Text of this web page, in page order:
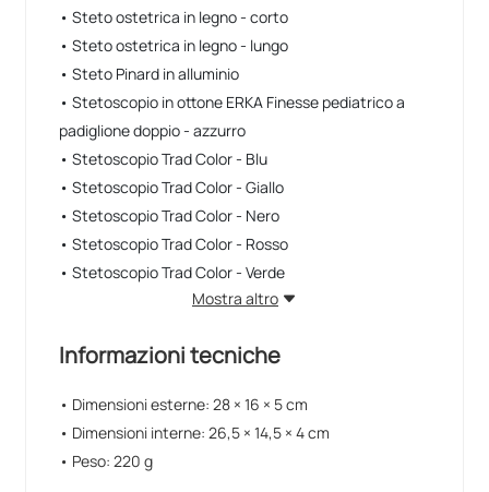
• Steto ostetrica in legno - corto
• Steto ostetrica in legno - lungo
• Steto Pinard in alluminio
• Stetoscopio in ottone ERKA Finesse pediatrico a
padiglione doppio - azzurro
• Stetoscopio Trad Color - Blu
• Stetoscopio Trad Color - Giallo
• Stetoscopio Trad Color - Nero
• Stetoscopio Trad Color - Rosso
• Stetoscopio Trad Color - Verde
Mostra altro
Informazioni tecniche
• Dimensioni esterne: 28 × 16 × 5 cm
• Dimensioni interne: 26,5 × 14,5 × 4 cm
• Peso: 220 g